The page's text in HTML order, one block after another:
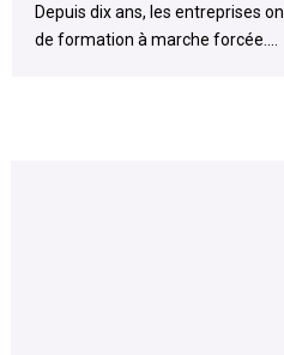
Depuis dix ans, les entreprises
de formation à marche forcée....